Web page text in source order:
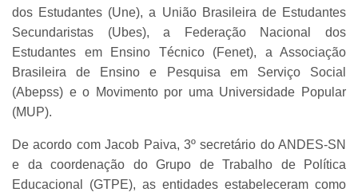
dos Estudantes (Une), a União Brasileira de Estudantes
Secundaristas (Ubes), a Federação Nacional dos
Estudantes em Ensino Técnico (Fenet), a Associação
Brasileira de Ensino e Pesquisa em Serviço Social
(Abepss) e o Movimento por uma Universidade Popular
(MUP).
De acordo com Jacob Paiva, 3º secretário do ANDES-SN
e da coordenação do Grupo de Trabalho de Política
Educacional (GTPE), as entidades estabeleceram como